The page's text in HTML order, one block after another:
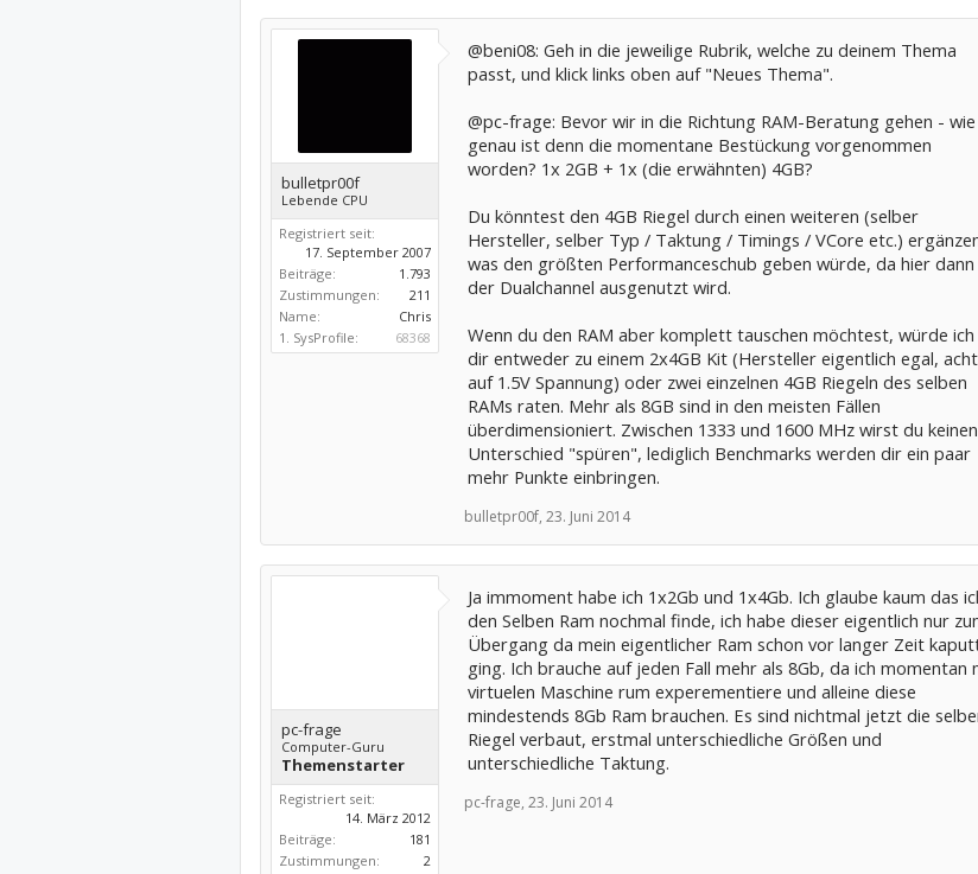
bulletpr00f
Lebende CPU
Registriert seit:
17. September 2007
Beiträge:
1.793
Zustimmungen:
211
Name:
Chris
1. SysProfile:
68368
@beni08: Geh in die jeweilige Rubrik, welche zu deinem Thema
passt, und klick links oben auf "Neues Thema".
@pc-frage: Bevor wir in die Richtung RAM-Beratung gehen - wie
genau ist denn die momentane Bestückung vorgenommen
worden? 1x 2GB + 1x (die erwähnten) 4GB?
Du könntest den 4GB Riegel durch einen weiteren (selber
Hersteller, selber Typ / Taktung / Timings / VCore etc.)
was den größten Performanceschub geben würde, da hier dann
der Dualchannel ausgenutzt wird.
Wenn du den RAM aber komplett tauschen möchtest, würde ich
dir entweder zu einem 2x4GB Kit (Hersteller eigentlich egal,
auf 1.5V Spannung) oder zwei einzelnen 4GB Riegeln des selben
RAMs raten. Mehr als 8GB sind in den meisten Fällen
überdimensioniert. Zwischen 1333 und 1600 MHz wirst du keinen
Unterschied "spüren", lediglich Benchmarks werden dir ein paar
mehr Punkte einbringen.
bulletpr00f, 23. Juni 2014
pc-frage
Computer-Guru
Themenstarter
Registriert seit:
14. März 2012
Beiträge:
181
Zustimmungen:
2
Ja immoment habe ich 1x2Gb und 1x4Gb. Ich glaube kaum das
den Selben Ram nochmal finde, ich habe dieser eigentlich nur
Übergang da mein eigentlicher Ram schon vor langer Zeit
ging. Ich brauche auf jeden Fall mehr als 8Gb, da ich momentan
virtuelen Maschine rum experementiere und alleine diese
mindestends 8Gb Ram brauchen. Es sind nichtmal jetzt die
Riegel verbaut, erstmal unterschiedliche Größen und
unterschiedliche Taktung.
pc-frage, 23. Juni 2014